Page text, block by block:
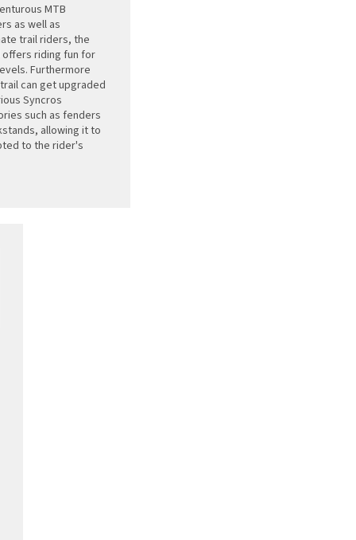
MTB
as well as
trail riders, the
offers riding fun for
Furthermore
can get upgraded
Syncros
such as fenders
allowing it to
to the rider's